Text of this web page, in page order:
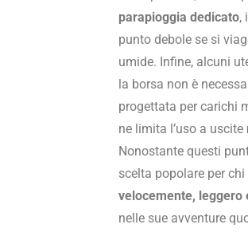
parapioggia dedicato,
punto debole se si
umide. Infine, alcuni
la borsa non è
progettata per carichi
ne limita l’uso a uscite
Nonostante questi
scelta popolare per chi
velocemente, leggero
nelle sue avventure